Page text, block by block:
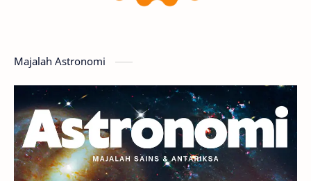
GMT 2016
Planet Kerdil Bumi Pengetahuan
Berita Hujan Meteor Satelit Alami
Rasi Bintang Teleskop Saturnus
Majalah Astronomi